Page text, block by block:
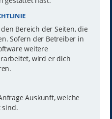
Bereich der Seiten, die
Sofern der Betreiber in
weitere
wird er dich
Auskunft, welche
sind.